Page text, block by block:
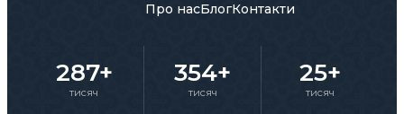
Про насБлогКонтакти
287+
тисяч
354+
тисяч
25+
тисяч